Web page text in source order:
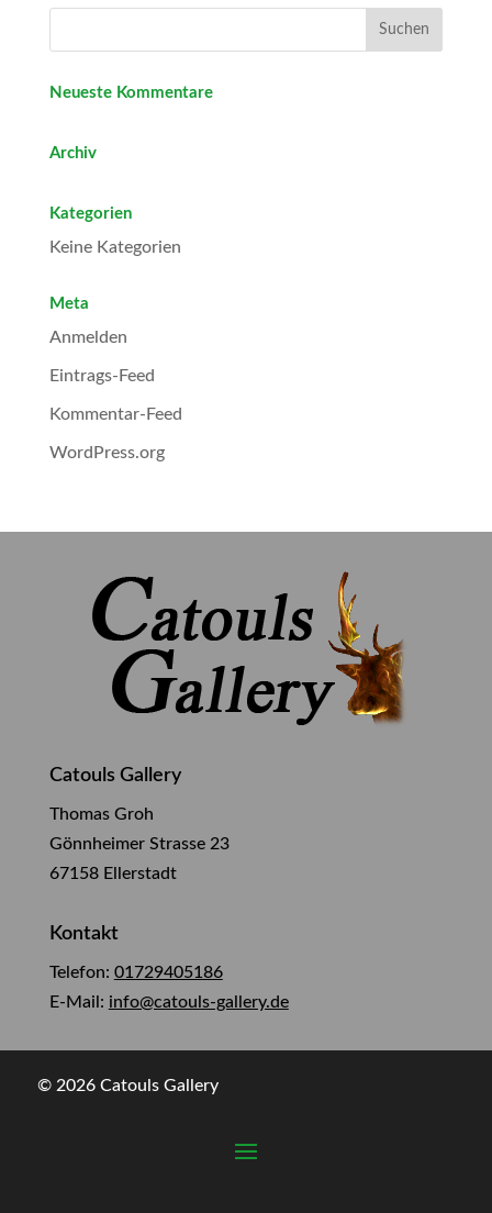
Neueste Kommentare
Archiv
Kategorien
Keine Kategorien
Meta
Anmelden
Eintrags-Feed
Kommentar-Feed
WordPress.org
Catouls Gallery
Thomas Groh
Gönnheimer Strasse 23
67158 Ellerstadt
Kontakt
Telefon: 01729405186
E-Mail: info@catouls-gallery.de
© 2026 Catouls Gallery